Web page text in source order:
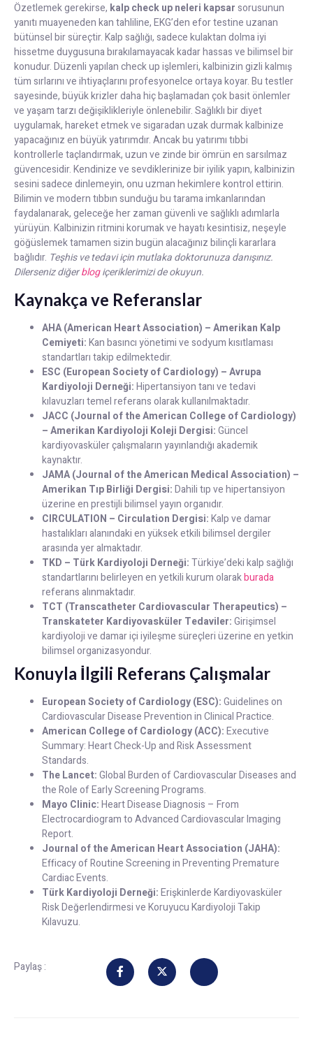
Özetlemek gerekirse, kalp check up neleri kapsarsorusunun
yanıtı muayeneden kan tahliline, EKG’den efor testine uzanan
bütünsel bir süreçtir. Kalp sağlığı, sadece kulaktan dolma iyi
hissetme duygusuna bırakılamayacak kadar hassas ve bilimsel bir
konudur. Düzenli yapılan check up işlemleri, kalbinizin gizli kalmış
tüm sırlarını ve ihtiyaçlarını profesyonelce ortaya koyar. Bu testler
sayesinde, büyük krizler daha hiç başlamadan çok basit önlemler
ve yaşam tarzı değişiklikleriyle önlenebilir. Sağlıklı bir diyet
uygulamak, hareket etmek ve sigaradan uzak durmak kalbinize
yapacağınız en büyük yatırımdır. Ancak bu yatırımı tıbbi
kontrollerle taçlandırmak, uzun ve zinde bir ömrün en sarsılmaz
güvencesidir. Kendinize ve sevdiklerinize bir iyilik yapın, kalbinizin
sesini sadece dinlemeyin, onu uzman hekimlere kontrol ettirin.
Bilimin ve modern tıbbın sunduğu bu tarama imkanlarından
faydalanarak, geleceğe her zaman güvenli ve sağlıklı adımlarla
yürüyün. Kalbinizin ritmini korumak ve hayatı kesintisiz, neşeyle
göğüslemek tamamen sizin bugün alacağınız bilinçli kararlara
bağlıdır. Teşhis ve tedavi için mutlaka doktorunuza danışınız.
Dilerseniz diğerblogiçeriklerimizi de okuyun.
Kaynakça ve Referanslar
AHA (American Heart Association) – Amerikan Kalp
Cemiyeti:Kan basıncı yönetimi ve sodyum kısıtlaması
standartları takip edilmektedir.
ESC (European Society of Cardiology) – Avrupa
Kardiyoloji Derneği:Hipertansiyon tanı ve tedavi
kılavuzları temel referans olarak kullanılmaktadır.
JACC (Journal of the American College of Cardiology)
– Amerikan Kardiyoloji Koleji Dergisi:Güncel
kardiyovasküler çalışmaların yayınlandığı akademik
kaynaktır.
JAMA (Journal of the American Medical Association) –
Amerikan Tıp Birliği Dergisi:Dahili tıp ve hipertansiyon
üzerine en prestijli bilimsel yayın organıdır.
CIRCULATION – Circulation Dergisi:Kalp ve damar
hastalıkları alanındaki en yüksek etkili bilimsel dergiler
arasında yer almaktadır.
TKD – Türk Kardiyoloji Derneği:Türkiye’deki kalp sağlığı
standartlarını belirleyen en yetkili kurum olarakburada
referans alınmaktadır.
TCT (Transcatheter Cardiovascular Therapeutics) –
Transkateter Kardiyovasküler Tedaviler:Girişimsel
kardiyoloji ve damar içi iyileşme süreçleri üzerine en yetkin
bilimsel organizasyondur.
Konuyla İlgili Referans Çalışmalar
European Society of Cardiology (ESC):Guidelines on
Cardiovascular Disease Prevention in Clinical Practice.
American College of Cardiology (ACC):Executive
Summary: Heart Check-Up and Risk Assessment
Standards.
The Lancet:Global Burden of Cardiovascular Diseases and
the Role of Early Screening Programs.
Mayo Clinic:Heart Disease Diagnosis – From
Electrocardiogram to Advanced Cardiovascular Imaging
Report.
Journal of the American Heart Association (JAHA):
Efficacy of Routine Screening in Preventing Premature
Cardiac Events.
Türk Kardiyoloji Derneği:Erişkinlerde Kardiyovasküler
Risk Değerlendirmesi ve Koruyucu Kardiyoloji Takip
Kılavuzu.
Paylaş :